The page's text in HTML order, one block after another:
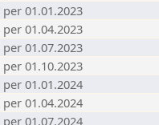
01.01.2023
01.04.2023
01.07.2023
01.10.2023
01.01.2024
01.04.2024
01.07.2024